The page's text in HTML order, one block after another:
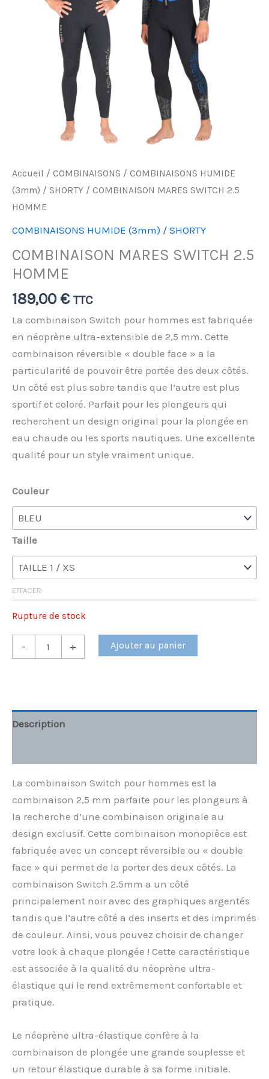
Accueil / COMBINAISONS / COMBINAISONS HUMIDE
(3mm) / SHORTY / COMBINAISON MARES SWITCH 2.5
HOMME
COMBINAISONS HUMIDE (3mm) / SHORTY
COMBINAISON MARES SWITCH 2.5
HOMME
189,00 € TTC
La combinaison Switch pour hommes est fabriquée
en néoprène ultra-extensible de 2,5 mm. Cette
combinaison réversible « double face » a la
particularité de pouvoir être portée des deux côtés.
Un côté est plus sobre tandis que l’autre est plus
sportif et coloré. Parfait pour les plongeurs qui
recherchent un design original pour la plongée en
eau chaude ou les sports nautiques. Une excellente
qualité pour un style vraiment unique.
Couleur
Taille
EFFACER
Rupture de stock
-
HOMME
+ Ajouter au panier
Description
La combinaison Switch pour hommes est la
combinaison 2,5 mm parfaite pour les plongeurs à
la recherche d’une combinaison originale au
design exclusif. Cette combinaison monopièce est
fabriquée avec un concept réversible ou « double
face » qui permet de la porter des deux côtés. La
combinaison Switch 2.5mm a un côté
principalement noir avec des graphiques argentés
tandis que l’autre côté a des inserts et des imprimés
de couleur. Ainsi, vous pouvez choisir de changer
votre look à chaque plongée ! Cette caractéristique
est associée à la qualité du néoprène ultra-
élastique qui le rend extrêmement confortable et
pratique.
Le néoprène ultra-élastique confère à la
combinaison de plongée une grande souplesse et
un retour élastique durable à sa forme initiale.